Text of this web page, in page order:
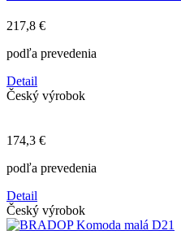
217,8 €
podľa prevedenia
Detail
Český výrobok
174,3 €
podľa prevedenia
Detail
Český výrobok